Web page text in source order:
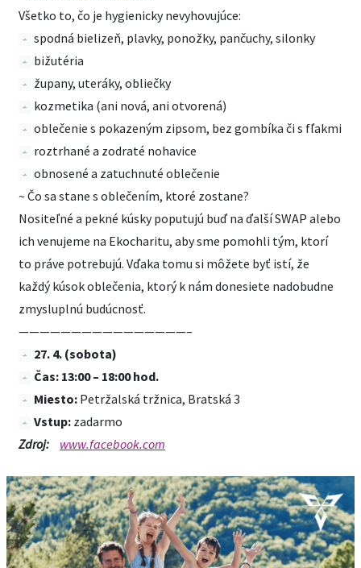
Všetko to, čo je hygienicky nevyhovujúce:
spodná bielizeň, plavky, ponožky, pančuchy, silonky
bižutéria
župany, uteráky, obliečky
kozmetika (ani nová, ani otvorená)
oblečenie s pokazeným zipsom, bez gombíka či s fľakmi
roztrhané a zodraté nohavice
obnosené a zatuchnuté oblečenie
~ Čo sa stane s oblečením, ktoré zostane?
Nositeľné a pekné kúsky poputujú buď na ďalší SWAP alebo
ich venujeme na Ekocharitu, aby sme pomohli tým, ktorí
to práve potrebujú. Vďaka tomu si môžete byť istí, že
každý kúsok oblečenia, ktorý k nám donesiete nadobudne
zmysluplnú budúcnosť.
————————————————–
27. 4. (sobota)
Čas: 13:00 – 18:00 hod.
Miesto: Petržalská tržnica, Bratská 3
Vstup: zadarmo
Zdroj:
www.facebook.com